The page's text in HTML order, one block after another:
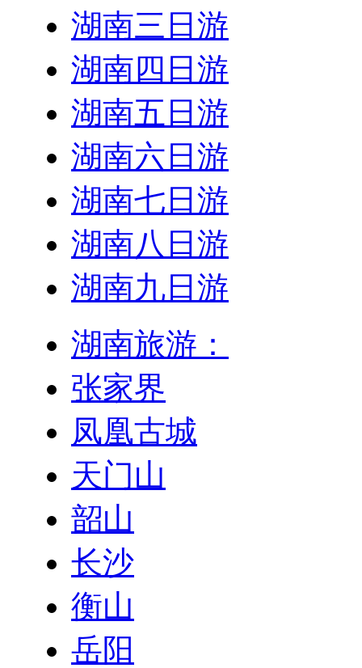
湖南三日游
湖南四日游
湖南五日游
湖南六日游
湖南七日游
湖南八日游
湖南九日游
湖南旅游：
张家界
凤凰古城
天门山
韶山
长沙
衡山
岳阳